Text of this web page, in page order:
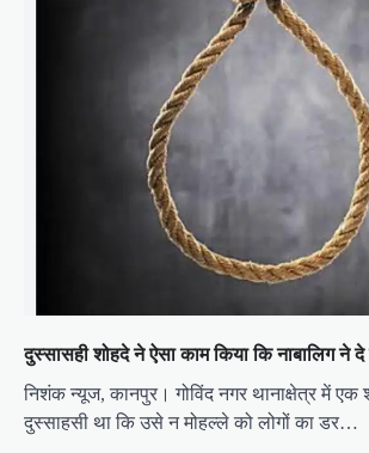
दुस्सासही शोहदे ने ऐसा काम किया कि नाबालिग ने दे
निशंक न्यूज, कानपुर। गोविंद नगर थानाक्षेत्र में एक
दुस्साहसी था कि उसे न मोहल्ले को लोगों का डर…